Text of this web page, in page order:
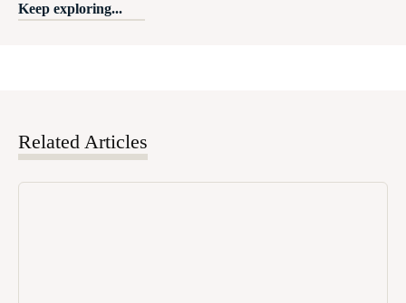
Keep exploring...
Related Articles